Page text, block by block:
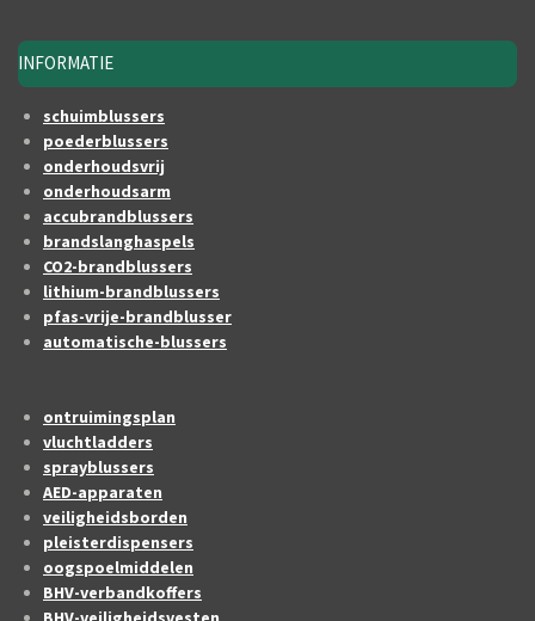
INFORMATIE
schuimblussers
poederblussers
onderhoudsvrij
onderhoudsarm
accubrandblussers
brandslanghaspels
CO2-brandblussers
lithium-brandblussers
pfas-vrije-brandblusser
automatische-blussers
ontruimingsplan
vluchtladders
sprayblussers
AED-apparaten
veiligheidsborden
pleisterdispensers
oogspoelmiddelen
BHV-verbandkoffers